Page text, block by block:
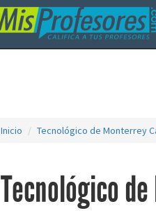
Inicio Tecnológico de Monterrey
Tecnológico